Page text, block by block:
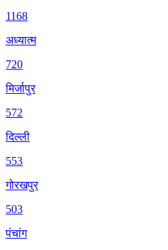
1168
अध्यात्म
720
मिर्जापुर
572
दिल्ली
553
गोरखपुर
503
पंचांग